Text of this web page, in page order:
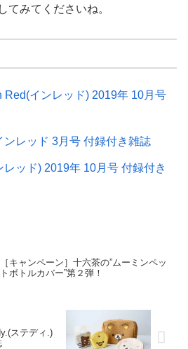
てみてくださいね。
Red(インレッド) 2019年 10月号
ンレッド 3月号 付録付き雑誌
レッド) 2019年 10月号 付録付き
［キャンペーン］十六茶の”ムーミンペッ
トボトルカバー”第２弾！
ステディ.)